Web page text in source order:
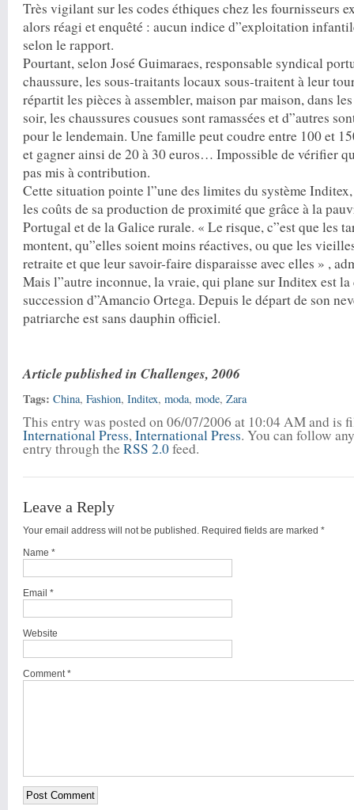
Très vigilant sur les codes éthiques chez les fournisseurs
alors réagi et enquêté : aucun indice d”exploitation
selon le rapport.
Pourtant, selon José Guimaraes, responsable syndical
chaussure, les sous-traitants locaux sous-traitent à leur
répartit les pièces à assembler, maison par maison, dans
soir, les chaussures cousues sont ramassées et d”autres
pour le lendemain. Une famille peut coudre entre 100 et
et gagner ainsi de 20 à 30 euros… Impossible de vérifier
pas mis à contribution.
Cette situation pointe l”une des limites du système
les coûts de sa production de proximité que grâce à la
Portugal et de la Galice rurale. « Le risque, c”est que les
montent, qu”elles soient moins réactives, ou que les
retraite et que leur savoir-faire disparaisse avec elles » ,
Mais l”autre inconnue, la vraie, qui plane sur Inditex est
succession d”Amancio Ortega. Depuis le départ de son
patriarche est sans dauphin officiel.
Article published in Challenges, 2006
Tags: China,Fashion,Inditex,moda,mode,Zara
This entry was posted on 06/07/2006 at 10:04 AM and is
International Press,International Press. You can follow
entry through theRSS 2.0feed.
Leave a Reply
Your email address will not be published. Required fields are marked*
Name *
Email *
Website
Comment *